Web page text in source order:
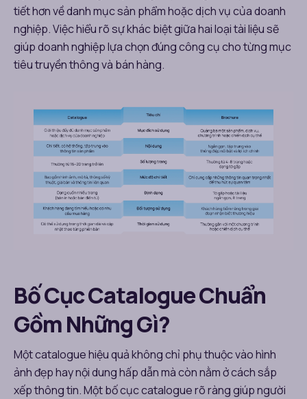
tiết hơn về danh mục sản phẩm hoặc dịch vụ của doanh
nghiệp. Việc hiểu rõ sự khác biệt giữa hai loại tài liệu sẽ
giúp doanh nghiệp lựa chọn đúng công cụ cho từng mục
tiêu truyền thông và bán hàng.
Bố Cục Catalogue Chuẩn
Gồm Những Gì?
Một catalogue hiệu quả không chỉ phụ thuộc vào hình
ảnh đẹp hay nội dung hấp dẫn mà còn nằm ở cách sắp
xếp thông tin. Một bố cục catalogue rõ ràng giúp người